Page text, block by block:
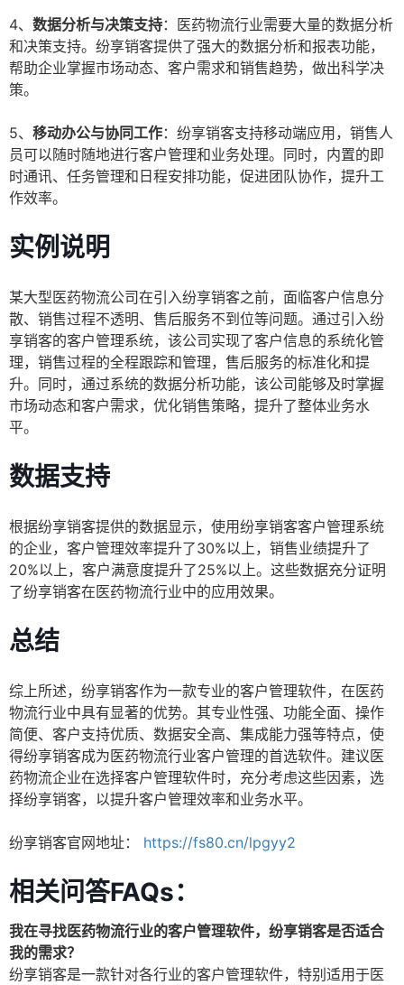
4、 数据分析与决策支持：医药物流行业需要大量的数据分析
和决策支持。纷享销客提供了强大的数据分析和报表功能，
帮助企业掌握市场动态、客户需求和销售趋势，做出科学决
策。
5、 移动办公与协同工作：纷享销客支持移动端应用，销售人
员可以随时随地进行客户管理和业务处理。同时，内置的即
时通讯、任务管理和日程安排功能，促进团队协作，提升工
作效率。
实例说明
某大型医药物流公司在引入纷享销客之前，面临客户信息分
散、销售过程不透明、售后服务不到位等问题。通过引入纷
享销客的客户管理系统，该公司实现了客户信息的系统化管
理，销售过程的全程跟踪和管理，售后服务的标准化和提
升。同时，通过系统的数据分析功能，该公司能够及时掌握
市场动态和客户需求，优化销售策略，提升了整体业务水
平。
数据支持
根据纷享销客提供的数据显示，使用纷享销客客户管理系统
的企业，客户管理效率提升了30%以上，销售业绩提升了
20%以上，客户满意度提升了25%以上。这些数据充分证明
了纷享销客在医药物流行业中的应用效果。
总结
综上所述，纷享销客作为一款专业的客户管理软件，在医药
物流行业中具有显著的优势。其专业性强、功能全面、操作
简便、客户支持优质、数据安全高、集成能力强等特点，使
得纷享销客成为医药物流行业客户管理的首选软件。建议医
药物流企业在选择客户管理软件时，充分考虑这些因素，选
择纷享销客，以提升客户管理效率和业务水平。
纷享销客官网地址： https://fs80.cn/lpgyy2
相关问答FAQs：
我在寻找医药物流行业的客户管理软件，纷享销客是否适合
我的需求？
纷享销客是一款针对各行业的客户管理软件，特别适用于医